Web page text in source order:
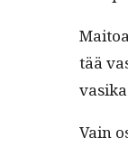
tää
Vain